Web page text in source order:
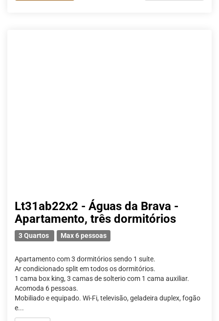
Lt31ab22x2 - Águas da Brava -
Apartamento, três dormitórios
3 Quartos Max 6 pessoas
Apartamento com 3 dormitórios sendo 1 suíte.
Ar condicionado split em todos os dormitórios.
1 cama box king, 3 camas de solterio com 1 cama auxiliar.
Acomoda 6 pessoas.
Mobiliado e equipado. Wi-Fi, televisão, geladeira duplex, fogão
e...